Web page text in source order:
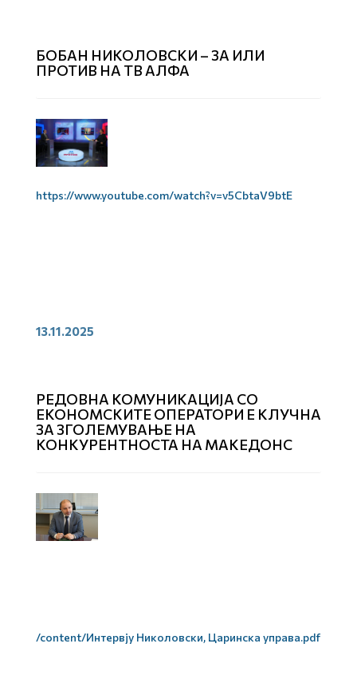
БОБАН НИКОЛОВСКИ – ЗА ИЛИ
ПРОТИВ НА ТВ АЛФА
https://www.youtube.com/watch?v=v5CbtaV9btE
13.11.2025
РЕДОВНА КОМУНИКАЦИЈА СО
ЕКОНОМСКИТЕ ОПЕРАТОРИ Е КЛУЧНА
ЗА ЗГОЛЕМУВАЊЕ НА
КОНКУРЕНТНОСТА НА МАКЕДОНС
/content/Интервју Николовски, Царинска управа.pdf